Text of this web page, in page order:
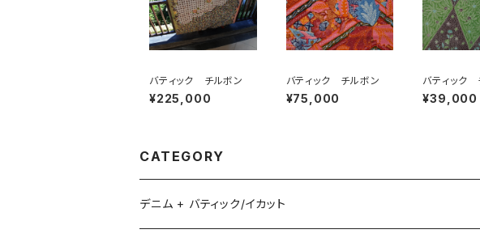
バティック チルボン
¥225,000
バティック チルボン
¥75,000
バティック
¥39,000
CATEGORY
デニム + バティック/イカット